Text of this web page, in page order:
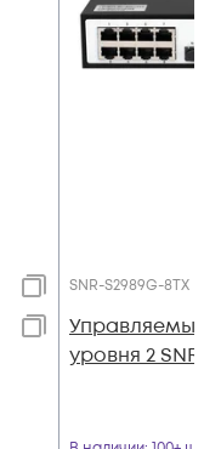
SNR-S2989G-8TX
уровня 2